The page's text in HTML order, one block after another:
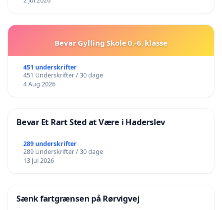
Bevar Gylling Skole 0.-6. klasse
451 underskrifter
451 Underskrifter / 30 dage
4 Aug 2026
Bevar Et Rart Sted at Være i Haderslev
289 underskrifter
289 Underskrifter / 30 dage
13 Jul 2026
Sænk fartgrænsen på Rørvigvej